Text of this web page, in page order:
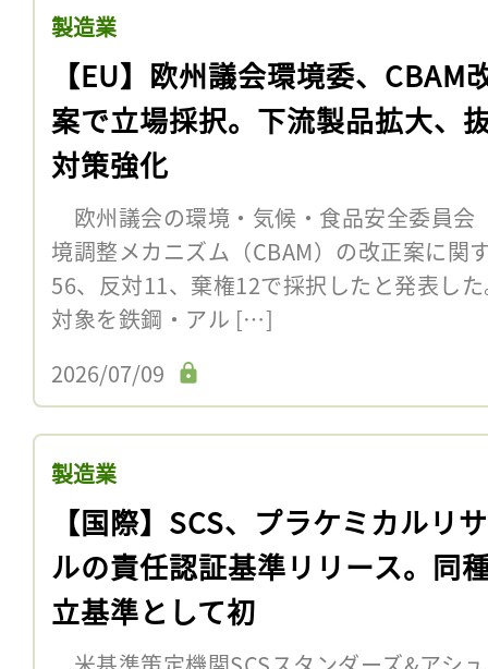
製造業
【EU】欧州議会環境委、CBAM
案で立場採択。下流製品拡大、
対策強化
欧州議会の環境・気候・食品安全委員会
境調整メカニズム（CBAM）の改正案に関
56、反対11、棄権12で採択したと発表し
対象を鉄鋼・アル […]
2026/07/09
製造業
【国際】SCS、プラケミカルリ
ルの責任認証基準リリース。同
立基準として初